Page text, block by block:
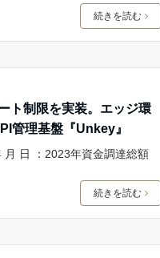
続きを読む
ト制限を実装。エッジ環
管理基盤『Unkey』
日 ：2023年資金調達総額
続きを読む